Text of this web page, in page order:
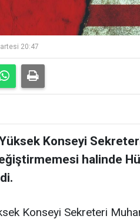
20:47
Konseyi
halinde
Konseyi Sekreteri